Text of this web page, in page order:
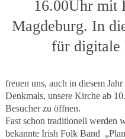
16.00Uhr mit
Magdeburg. In
für digitale
freuen uns, auch in diesem
Denkmals, unsere Kirche ab
Besucher zu öffnen.
Fast schon traditionell werden
bekannte Irish Folk Band